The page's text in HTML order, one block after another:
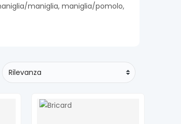
maniglia, maniglia/pomolo,